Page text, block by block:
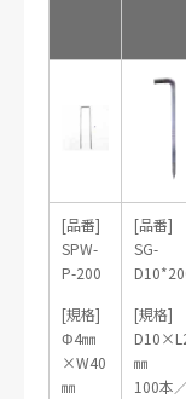
[品番]
SPW-
P-200
[規格]
Φ4㎜
×W40
㎜
[品番]
SG-
[規格]
㎜
100本